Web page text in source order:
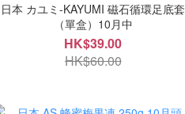
日本 カユミ-KAYUMI 磁石循環足底套
（單盒）10月中
HK$39.00
HK$60.00